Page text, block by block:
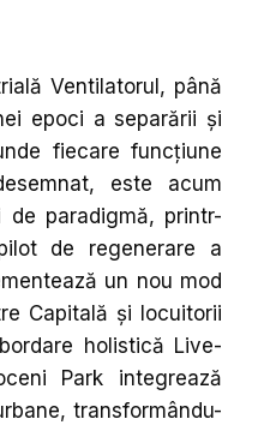
Ventilatorul, până
epoci a separării și
fiecare funcțiune
este acum
de paradigmă, printr-
de regenerare a
un nou mod
Capitală și locuitorii
holistică Live-
Park integrează
transformându-